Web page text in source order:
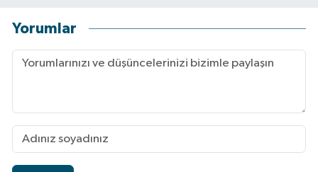
Yorumlar